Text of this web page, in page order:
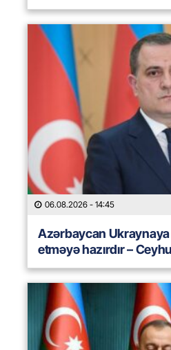
06.08.2026 - 14:45
Azərbaycan
etməyə hazırdır –